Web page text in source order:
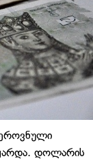
დოლარის